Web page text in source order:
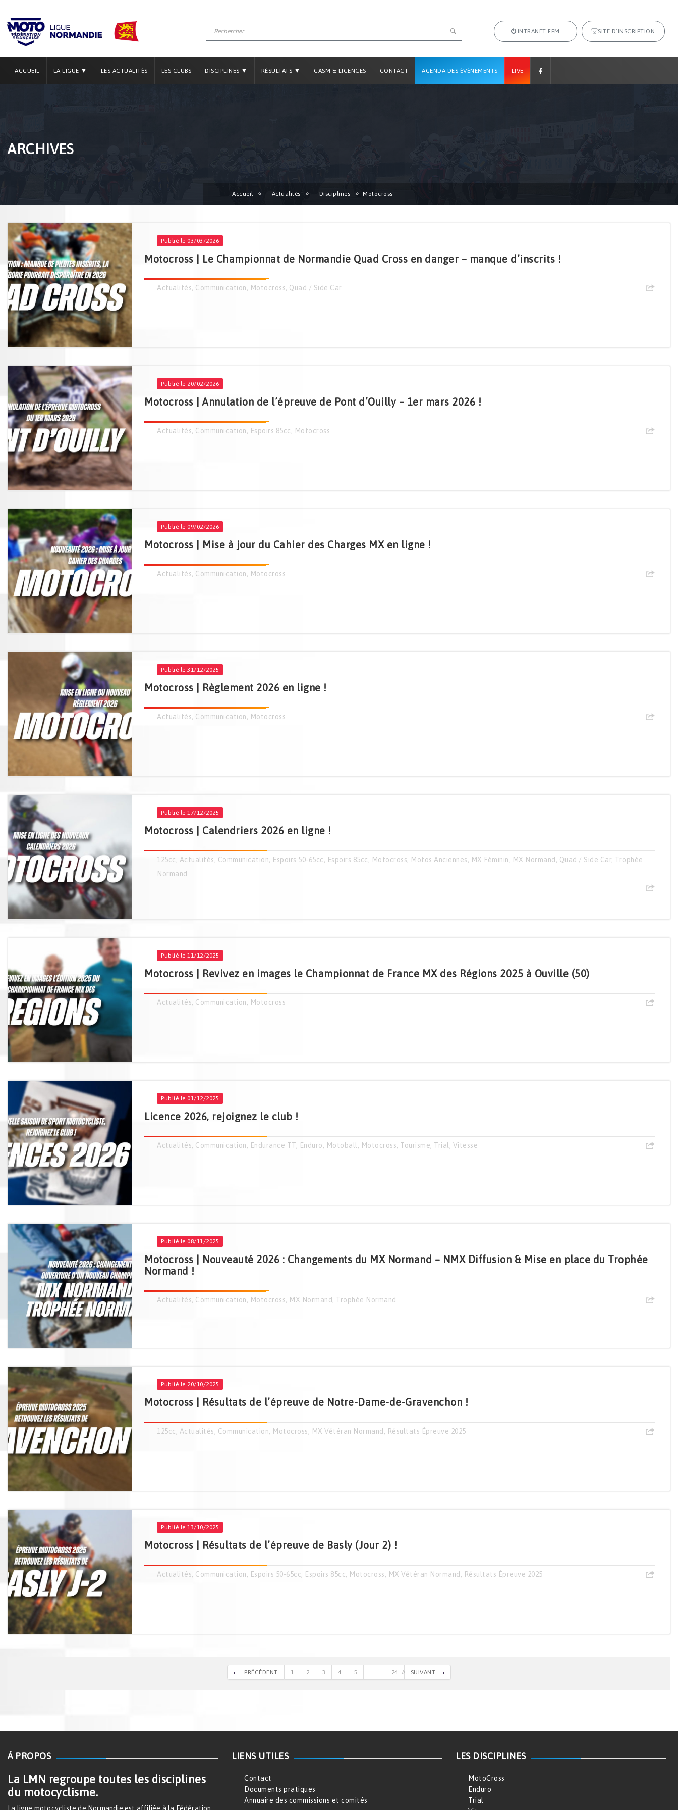
INTRANET FFM SITE D’INSCRIPTION
ACCUEIL LA LIGUE ▼ LES ACTUALITÉS LES CLUBS DISCIPLINES ▼ RÉSULTATS ▼ CASM & LICENCES CONTACT AGENDA DES ÉVÉNEMENTS LIVE
ARCHIVES
Accueil Actualités Disciplines Motocross
Publié le 03/03/2026
Motocross | Le Championnat de Normandie Quad Cross en danger – manque d’inscrits !
Actualités, Communication, Motocross, Quad / Side Car
Publié le 20/02/2026
Motocross | Annulation de l’épreuve de Pont d’Ouilly – 1er mars 2026 !
Actualités, Communication, Espoirs 85cc, Motocross
Publié le 09/02/2026
Motocross | Mise à jour du Cahier des Charges MX en ligne !
Actualités, Communication, Motocross
Publié le 31/12/2025
Motocross | Règlement 2026 en ligne !
Actualités, Communication, Motocross
Publié le 17/12/2025
Motocross | Calendriers 2026 en ligne !
125cc, Actualités, Communication, Espoirs 50-65cc, Espoirs 85cc, Motocross, Motos Anciennes, MX Féminin, MX Normand , Quad / Side Car, Trophée
Normand
Publié le 11/12/2025
Motocross | Revivez en images le Championnat de France MX des Régions 2025 à Ouville (50)
Actualités, Communication, Motocross
Publié le 01/12/2025
Licence 2026, rejoignez le club !
Actualités, Communication, Endurance TT, Enduro, Motoball, Motocross, Tourisme, Trial, Vitesse
Publié le 08/11/2025
Motocross | Nouveauté 2026 : Changements du MX Normand – NMX Diffusion & Mise en place du Trophée
Normand !
Actualités, Communication, Motocross, MX Normand, Trophée Normand
Publié le 20/10/2025
Motocross | Résultats de l’épreuve de Notre-Dame-de-Gravenchon !
125cc, Actualités, Communication, Motocross, MX Vétéran Normand , Résultats Épreuve 2025
Publié le 13/10/2025
Motocross | Résultats de l’épreuve de Basly (Jour 2) !
Actualités, Communication, Espoirs 50-65cc, Espoirs 85cc, Motocross, MX Vétéran Normand , Résultats Épreuve 2025
PRÉCÉDENT 1 2 3 4 5 . . . 24 SUIVANT
À PROPOS
La LMN regroupe toutes les disciplines
du motocyclisme.
LIENS UTILES
Contact
Documents pratiques
Annuaire des commissions et comités
LES DISCIPLINES
MotoCross
Enduro
Trial